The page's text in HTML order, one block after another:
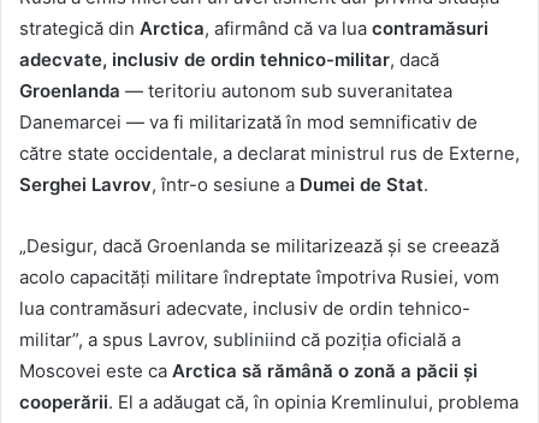
strategică din Arctica, afirmând că va lua contramăsuri
adecvate, inclusiv de ordin tehnico-militar, dacă
Groenlanda — teritoriu autonom sub suveranitatea
Danemarcei — va fi militarizată în mod semnificativ de
către state occidentale, a declarat ministrul rus de Externe,
Serghei Lavrov, într-o sesiune a Dumei de Stat.
„Desigur, dacă Groenlanda se militarizează și se creează
acolo capacități militare îndreptate împotriva Rusiei, vom
lua contramăsuri adecvate, inclusiv de ordin tehnico-
militar”, a spus Lavrov, subliniind că poziția oficială a
Moscovei este ca Arctica să rămână o zonă a păcii și
cooperării. El a adăugat că, în opinia Kremlinului, problema